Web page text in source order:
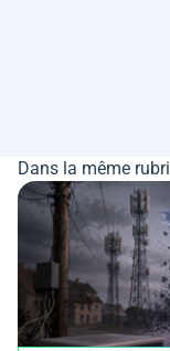
Dans la même